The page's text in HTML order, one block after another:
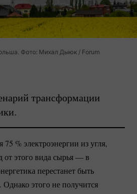
Фото: Михал Дыюк / Forum
трансформации
75 % электроэнергии из угля,
от этого вида сырья — в
перестанет быть
этого не получится